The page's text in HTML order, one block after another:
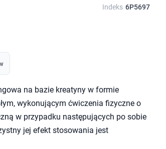
Indeks 6P5697
na bazie kreatyny w formie
wykonującym ćwiczenia fizyczne o
w przypadku następujących po sobie
jej efekt stosowania jest